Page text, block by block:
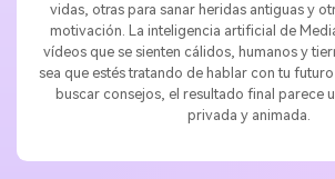
vidas, otras para sanar heridas antiguas y
motivación. La inteligencia artificial de
vídeos que se sienten cálidos, humanos y
sea que estés tratando de hablar con tu
buscar consejos, el resultado final parece
privada y animada.